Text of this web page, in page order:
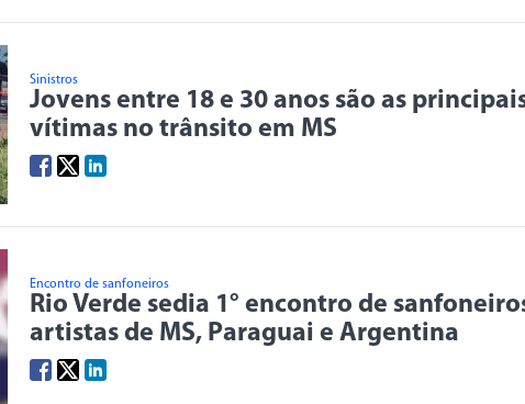
Sinistros
Jovens entre 18 e 30 anos são as
vítimas no trânsito em MS
Encontro de sanfoneiros
Rio Verde sedia 1° encontro de
artistas de MS, Paraguai e Argentina